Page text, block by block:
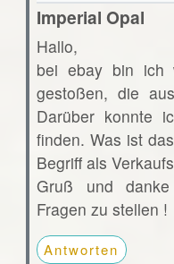
Imperial Opal
Hallo,
bei ebay bin ich
gestoßen, die
Darüber konnte
finden. Was ist
Begriff als
Gruß und
Fragen zu stellen !
Antworten